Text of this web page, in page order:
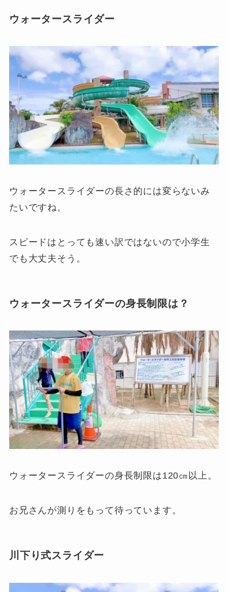
ウォータースライダー
ウォータースライダーの長さ的には変らないみ
たいですね。
スピードはとっても速い訳ではないので小学生
でも大丈夫そう。
ウォータースライダーの身長制限は？
ウォータースライダーの身長制限は120㎝以上。
お兄さんが測りをもって待っています。
川下り式スライダー